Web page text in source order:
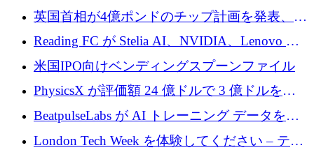
ドラウンドで1,000万ユーロを確保
英国首相が4億ポンドのチップ計画を発表、英
国の新興企業は「ここで拡大」し「ここに留
まる」
Reading FC が Stelia AI、NVIDIA、Lenovo と
協力して AI Center of Excellence を立ち上げ
米国IPO向けベンディングスプーンファイル
PhysicsX が評価額 24 億ドルで 3 億ドルを調
達
BeatpulseLabs が AI トレーニング データを拡
張するために 180 万ドルのプレシードを調達
London Tech Week を体験してください – テク